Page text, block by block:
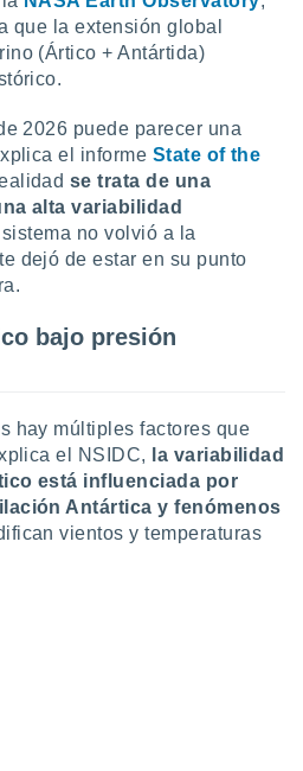
que la extensión global
(Ártico + Antártida)
2026 puede parecer una
el informe State of the
se trata de una
alta variabilidad
no volvió a la
dejó de estar en su punto
bajo presión
hay múltiples factores que
el NSIDC,
la variabilidad
está influenciada por
Antártica y fenómenos
vientos y temperaturas